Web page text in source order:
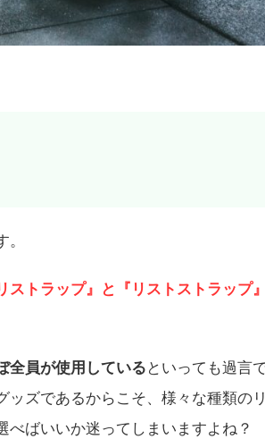
ストラップ』と『リストストラップ
全員が使用している といっても過言
ッズであるからこそ、様々な種類の
べばいいか迷ってしまいますよね？